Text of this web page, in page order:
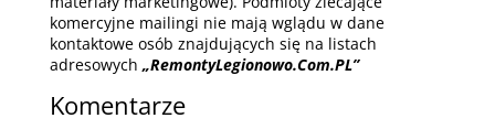
komercyjne mailingi nie mają wglądu w dane
kontaktowe osób znajdujących się na listach
adresowych „RemontyLegionowo.Com.PL”
Komentarze